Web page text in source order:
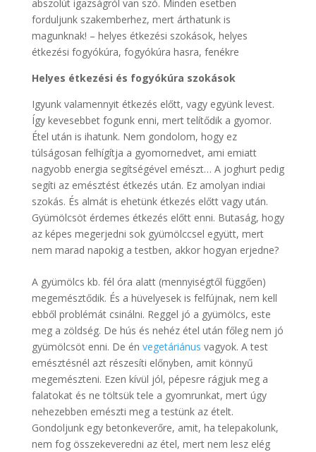
abszolút igazságról van szó. Minden esetben
forduljunk szakemberhez, mert árthatunk is
magunknak! – helyes étkezési szokások, helyes
étkezési fogyókúra, fogyókúra hasra, fenékre
Helyes étkezési és fogyókúra szokások
Igyunk valamennyit étkezés előtt, vagy együnk levest.
Így kevesebbet fogunk enni, mert telítődik a gyomor.
Étel után is ihatunk. Nem gondolom, hogy ez
túlságosan felhígítja a gyomornedvet, ami emiatt
nagyobb energia segítségével emészt… A joghurt pedig
segíti az emésztést étkezés után. Ez amolyan indiai
szokás. És almát is ehetünk étkezés előtt vagy után.
Gyümölcsöt érdemes étkezés előtt enni. Butaság, hogy
az képes megerjedni sok gyümölccsel együtt, mert
nem marad napokig a testben, akkor hogyan erjedne?
A gyümölcs kb. fél óra alatt (mennyiségtől függően)
megemésztődik. És a hüvelyesek is felfújnak, nem kell
ebből problémát csinálni. Reggel jó a gyümölcs, este
meg a zöldség. De hús és nehéz étel után főleg nem jó
gyümölcsöt enni. De én vegetáriánus vagyok. A test
emésztésnél azt részesíti előnyben, amit könnyű
megemészteni. Ezen kívül jól, pépesre rágjuk meg a
falatokat és ne töltsük tele a gyomrunkat, mert úgy
nehezebben emészti meg a testünk az ételt.
Gondoljunk egy betonkeverőre, amit, ha telepakolunk,
nem fog összekeveredni az étel, mert nem lesz elég